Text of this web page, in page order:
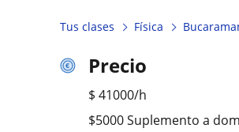
Tus clases Física
Precio
$ 41000/h
$5000 Suplemento a